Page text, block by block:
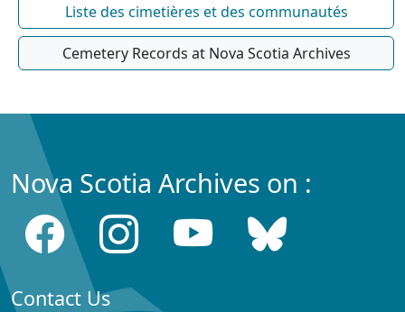
Liste des cimetières et des communautés
Cemetery Records at Nova Scotia Archives
Nova Scotia Archives on :
Contact Us